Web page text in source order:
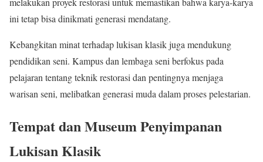
ini tetap bisa dinikmati generasi mendatang.
Kebangkitan minat terhadap lukisan klasik juga mendukung
pendidikan seni. Kampus dan lembaga seni berfokus pada
pelajaran tentang teknik restorasi dan pentingnya menjaga
warisan seni, melibatkan generasi muda dalam proses pelestarian.
Tempat dan Museum Penyimpanan
Lukisan Klasik